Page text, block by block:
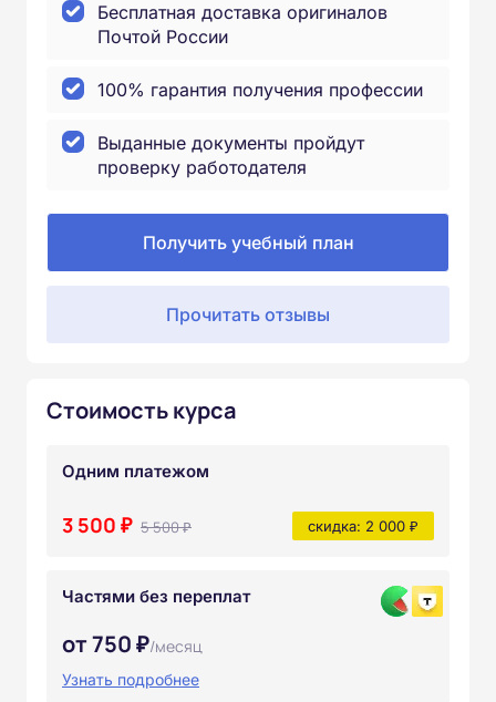
Бесплатная доставка оригиналов
Почтой России
100% гарантия получения профессии
Выданные документы пройдут
проверку работодателя
Получить учебный план
Прочитать отзывы
Стоимость курса
Одним платежом
3 500 ₽ 5 500 ₽ скидка: 2 000 ₽
Частями без переплат
от 750 ₽/месяц
Узнать подробнее